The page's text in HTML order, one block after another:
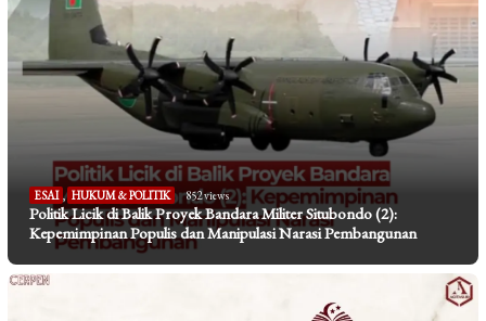
ESAI , HUKUM & POLITIK 852 views
Politik Licik di Balik Proyek Bandara Militer Situbondo (2):
Kepemimpinan Populis dan Manipulasi Narasi Pembangunan